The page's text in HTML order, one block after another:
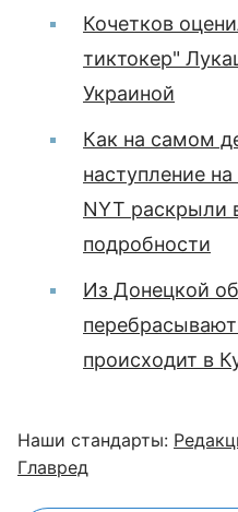
Кочетков
тиктокер"
Украиной
Как на самом
наступление
NYT раскрыли
подробности
Из Донецкой
происходит в
Наши стандарты:
Главред